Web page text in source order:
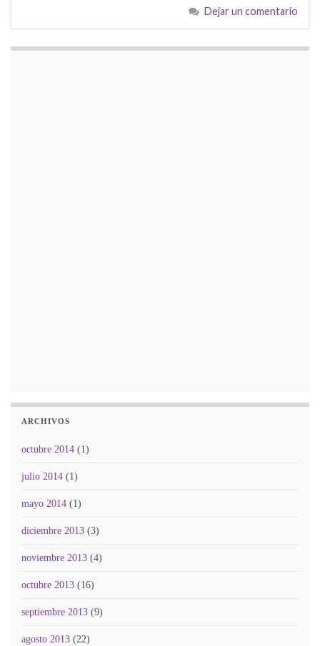
Dejar un comentario
ARCHIVOS
octubre 2014 (1)
julio 2014 (1)
mayo 2014 (1)
diciembre 2013 (3)
noviembre 2013 (4)
octubre 2013 (16)
septiembre 2013 (9)
agosto 2013 (22)